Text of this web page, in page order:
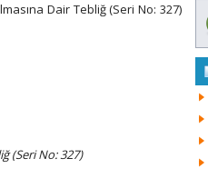
Dair Tebliğ (Seri No: 327)
(Seri No: 327)